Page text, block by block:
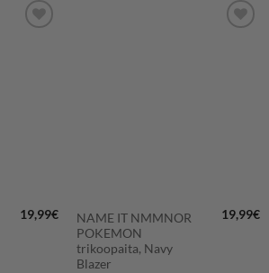
19,99€
NAME IT NMMNOR
POKEMON
trikoopaita, Navy
Blazer
19,99€